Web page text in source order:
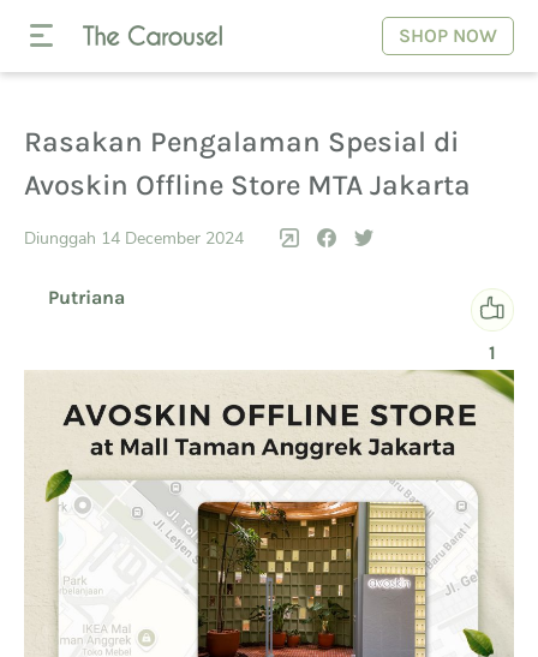
SHOP NOW
Rasakan Pengalaman Spesial di
Avoskin Offline Store MTA Jakarta
Diunggah 14 December 2024
Putriana
1